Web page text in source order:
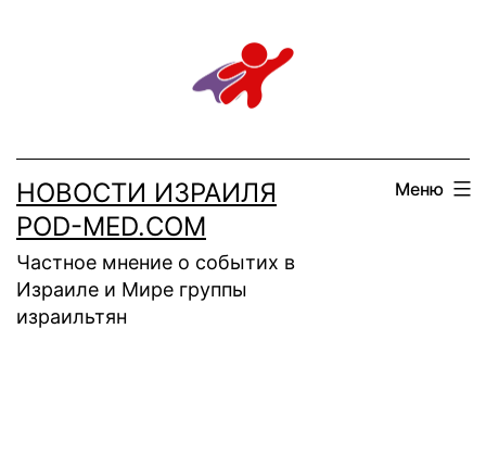
НОВОСТИ ИЗРАИЛЯ
POD-MED.COM
Частное мнение о событих в
Израиле и Мире группы
израильтян
Меню